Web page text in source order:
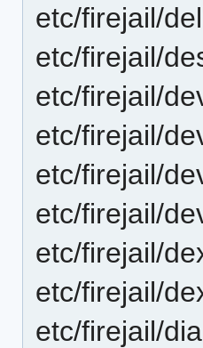
etc/firejail/
etc/firejail/
etc/firejail/
etc/firejail/
etc/firejail/
etc/firejail/
etc/firejail/
etc/firejail/
etc/firejail/